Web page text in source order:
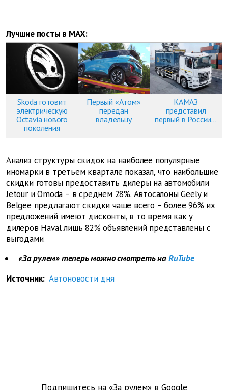
Лучшие посты в MAX:
Skoda готовит
электрическую
Octavia нового
поколения
Первый «Атом»
передан
владельцу
КАМАЗ
представил
первый в России...
Анализ структуры скидок на наиболее популярные
иномарки в третьем квартале показал, что наибольшие
скидки готовы предоставить дилеры на автомобили
Jetour и Omoda – в среднем 28%. Автосалоны Geely и
Belgee предлагают скидки чаще всего – более 96% их
предложений имеют дисконты, в то время как у
дилеров Haval лишь 82% объявлений представлены с
выгодами.
«За рулем» теперь можно смотреть наRuTube
Источник: Автоновости дня
Подпишитесь на «За рулем» в Google